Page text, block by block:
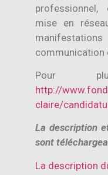
professionnel,
mise en
communication
Pour
http://
claire/
La description
sont
La description